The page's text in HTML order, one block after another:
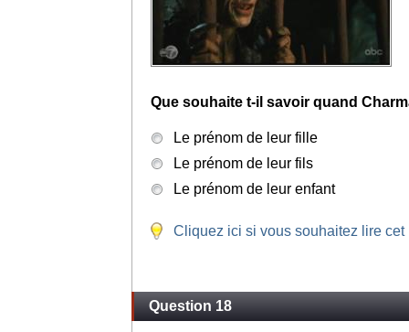
Que souhaite t-il savoir quand
Le prénom de leur fille
Le prénom de leur fils
Le prénom de leur enfant
Cliquez ici si vous souhaitez lire cet
Question 18